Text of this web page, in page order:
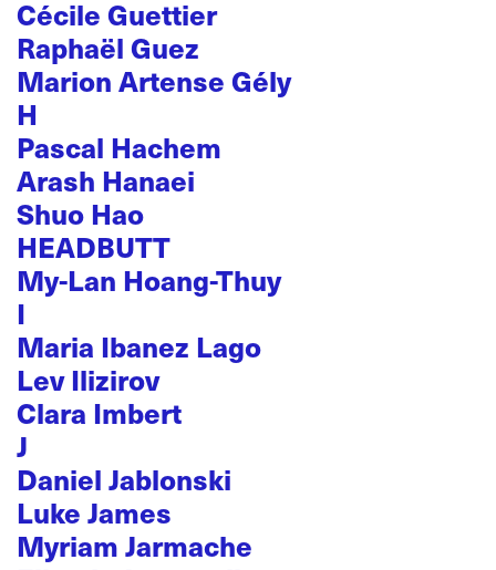
Cécile Guettier
Raphaël Guez
Marion Artense Gély
H
Pascal Hachem
Arash Hanaei
Shuo Hao
HEADBUTT
My-Lan Hoang-Thuy
I
Maria Ibanez Lago
Lev Ilizirov
Clara Imbert
J
Daniel Jablonski
Luke James
Myriam Jarmache